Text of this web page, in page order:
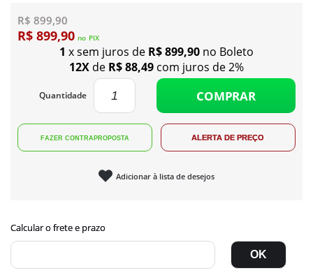
R$ 899,90
R$ 899,90 no PIX
1 x sem juros de R$ 899,90 no Boleto
12X de R$ 88,49 com juros de 2%
Quantidade COMPRAR
Adicionar à lista de desejos